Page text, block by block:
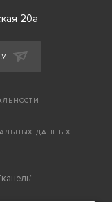
20а
ДАННЫХ